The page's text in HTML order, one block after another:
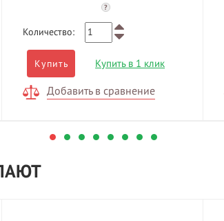
?
Количество:
Купить Купить в 1 клик
Добавить в сравнение